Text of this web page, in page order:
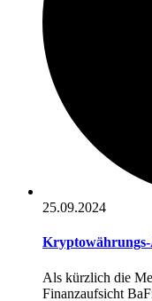
25.09.2024
Kryptowährungs-
Als kürzlich die
Finanzaufsicht